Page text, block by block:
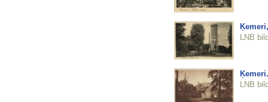
LNB
Ķemeri.
LNB